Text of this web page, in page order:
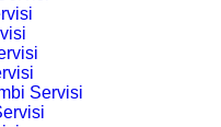
Servisi